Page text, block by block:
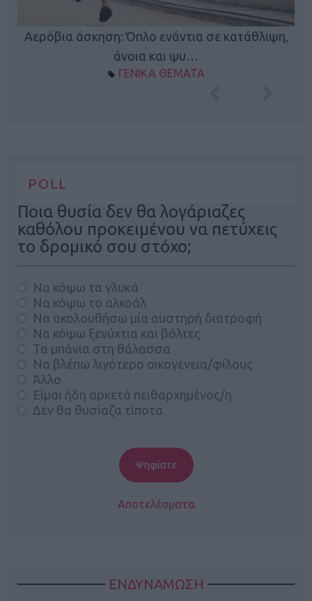
Αερόβια άσκηση: Όπλο ενάντια σε κατάθλιψη,
άνοια και ψυ…
ΓΕΝΙΚΑ ΘΕΜΑΤΑ
POLL
Ποια θυσία δεν θα λογάριαζες
καθόλου προκειμένου να πετύχεις
το δρομικό σου στόχο;
Να κόψω τα γλυκά
Να κόψω το αλκοόλ
Να ακολουθήσω μία αυστηρή διατροφή
Να κόψω ξενύχτια και βόλτες
Τα μπάνια στη θάλασσα
Να βλέπω λιγότερο οικογένεια/φίλους
Άλλο
Είμαι ήδη αρκετά πειθαρχημένος/η
Δεν θα θυσίαζα τίποτα
Αποτελέσματα
ΕΝΔΥΝΑΜΩΣΗ